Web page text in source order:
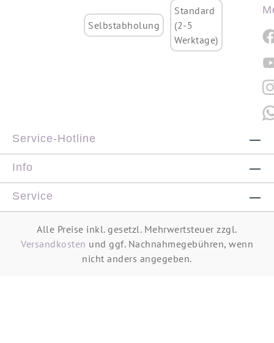
Selbstabholung
Standard
(2-5
Werktage)
Service-Hotline
Info
Service
Alle Preise inkl. gesetzl. Mehrwertsteuer zzgl.
Versandkosten und ggf. Nachnahmegebühren, wenn
nicht anders angegeben.